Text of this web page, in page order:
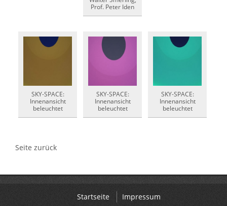
Prof. Peter Iden
SKY-SPACE:
Innenansicht
beleuchtet
SKY-SPACE:
Innenansicht
beleuchtet
SKY-SPACE:
Innenansicht
beleuchtet
Seite zurück
Startseite Impressum